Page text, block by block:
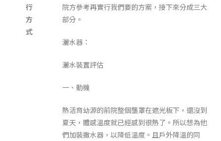
行
方
式
院方參考再實行我們要的方案，接下來分成三大
部分。
灑水器：
灑水裝置評估
一、動機
熱活育幼源的前院整個壟罩在遮光板下，還沒到
夏天，體感溫度就已經感到很熱了。所以想為他
們加裝撒水器，以降低溫度。且戶外降溫的同